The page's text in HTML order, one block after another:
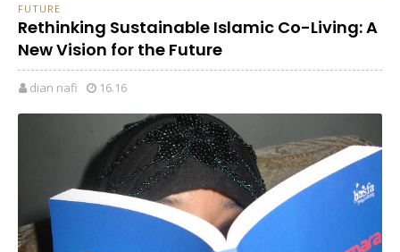
FUTURE
Rethinking Sustainable Islamic Co-Living: A
New Vision for the Future
dian nafi 16.16